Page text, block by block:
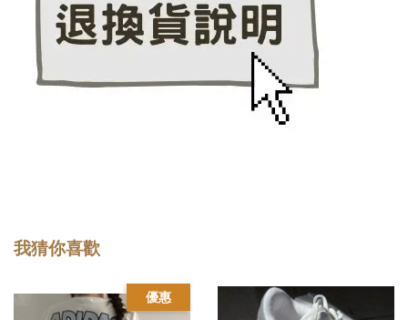
我猜你喜歡
優惠